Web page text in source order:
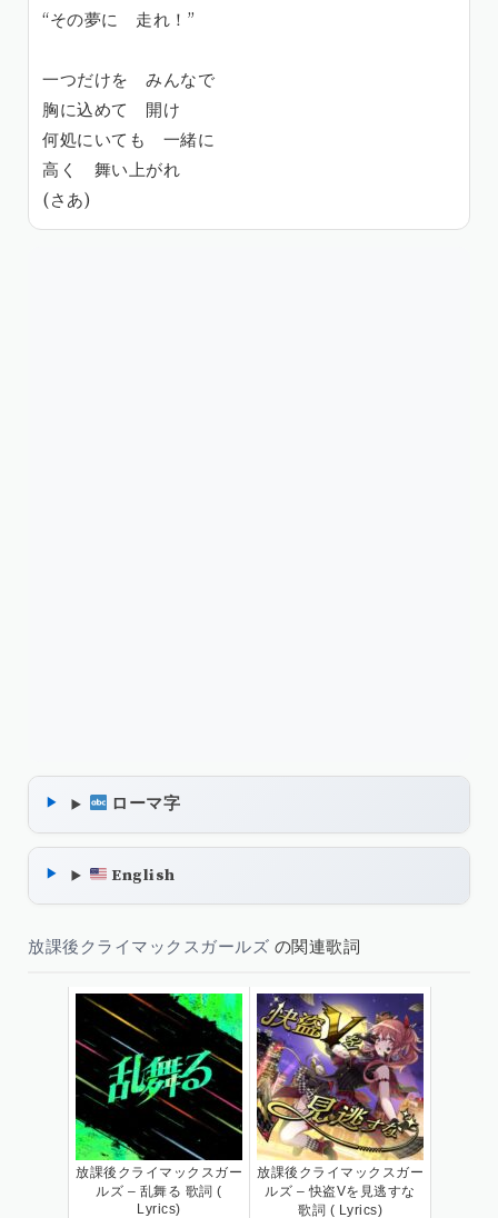
“その夢に 走れ！”
一つだけを みんなで
胸に込めて 開け
何処にいても 一緒に
高く 舞い上がれ
(さあ)
ローマ字
English
放課後クライマックスガールズ の関連歌詞
放課後クライマックスガー
ルズ – 乱舞る 歌詞 (
Lyrics)
放課後クライマックスガー
ルズ – 快盗Vを見逃すな
歌詞 ( Lyrics)